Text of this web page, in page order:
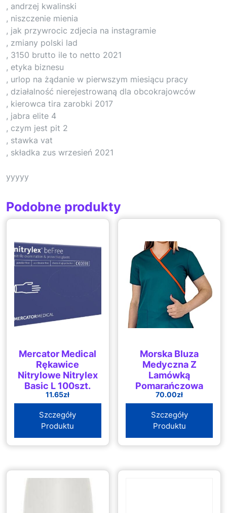
, andrzej kwalinski
, niszczenie mienia
, jak przywrocic zdjecia na instagramie
, zmiany polski lad
, 3150 brutto ile to netto 2021
, etyka biznesu
, urlop na żądanie w pierwszym miesiącu pracy
, działalność nierejestrowaną dla obcokrajowców
, kierowca tira zarobki 2017
, jabra elite 4
, czym jest pit 2
, stawka vat
, składka zus wrzesień 2021
yyyyy
Podobne produkty
Mercator Medical
Rękawice
Nitrylowe Nitrylex
Basic L 100szt.
11.65zł
Szczegóły
Produktu
Morska Bluza
Medyczna Z
Lamówką
Pomarańczową
(46) M&C
70.00zł
Szczegóły
Produktu